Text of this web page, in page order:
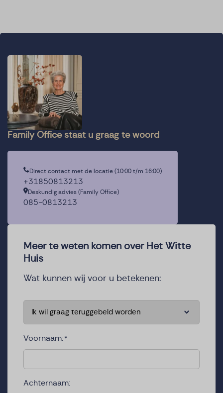
Family Office staat u graag te woord
Direct contact met de locatie (10:00 t/m 16:00)
+31850813213
Deskundig advies (Family Office)
085-0813213
Meer te weten komen over Het Witte
Huis
Wat kunnen wij voor u betekenen:
Voornaam: *
Achternaam: